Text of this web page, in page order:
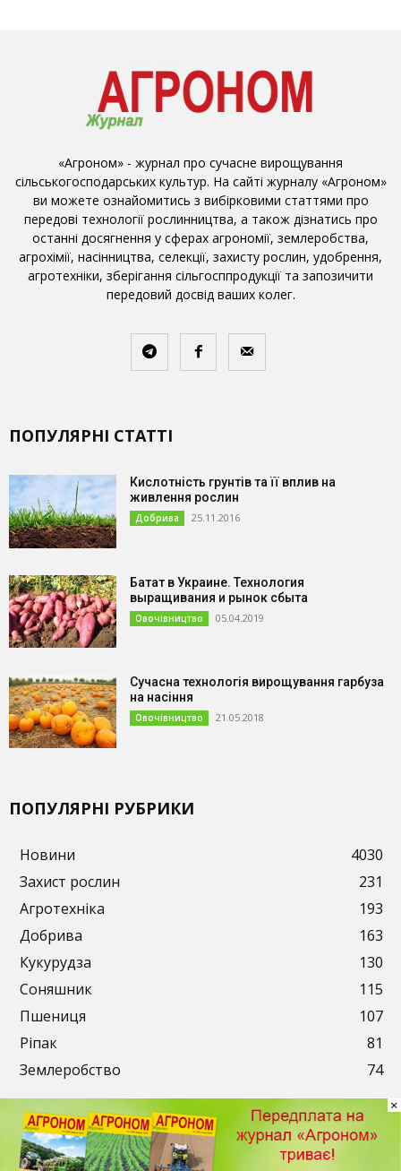
«Агроном» - журнал про сучасне вирощування
сільськогосподарських культур. На сайті журналу «Агроном»
ви можете ознайомитись з вибірковими статтями про
передові технології рослинництва, а також дізнатись про
останні досягнення у сферах агрономії, землеробства,
агрохімії, насінництва, селекції, захисту рослин, удобрення,
агротехніки, зберігання сільгосппродукції та запозичити
передовий досвід ваших колег.
ПОПУЛЯРНІ СТАТТІ
Кислотність грунтів та її вплив на
живлення рослин
Добрива 25.11.2016
Батат в Украине. Технология
выращивания и рынок сбыта
Овочівництво 05.04.2019
Сучасна технологія вирощування гарбуза
на насіння
Овочівництво 21.05.2018
ПОПУЛЯРНІ РУБРИКИ
Новини
4030
Захист рослин
231
Агротехніка
193
Добрива
163
Кукурудза
130
Соняшник
115
Пшениця
107
Ріпак
81
Землеробство
74
Публікації Рекламодавцям Контакти
×